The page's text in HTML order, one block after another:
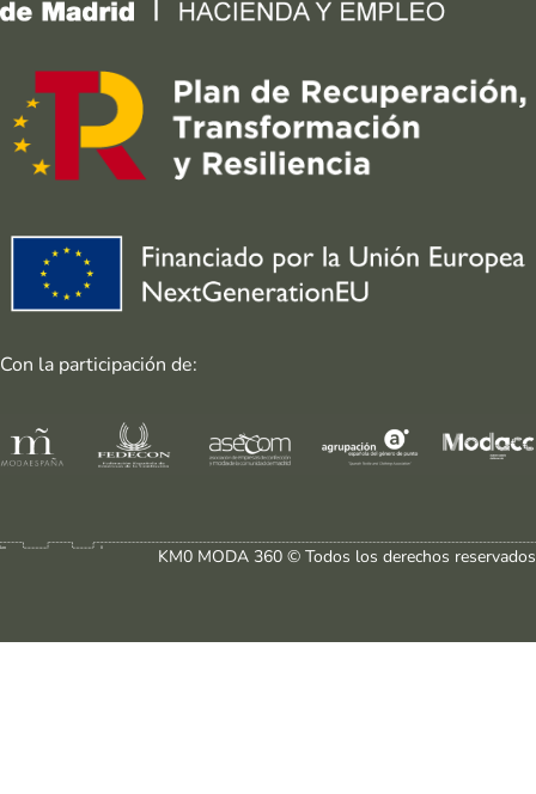
Con la participación de:
KM0 MODA 360 © Todos los derechos reservados